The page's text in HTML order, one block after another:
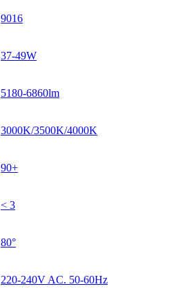
9016
37-49W
5180-6860lm
3000K/3500K/4000K
90+
< 3
80°
220-240V AC. 50-60Hz